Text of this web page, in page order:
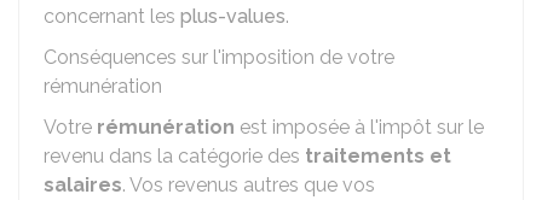
concernant les plus-values.
Conséquences sur l'imposition de votre
rémunération
Votre rémunération est imposée à l'impôt sur le
revenu dans la catégorie des traitements et
salaires. Vos revenus autres que vos